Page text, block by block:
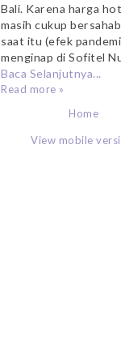
Bali. Karena harga
masih cukup
saat itu (efek
menginap di Sofitel
Baca Selanjutnya...
Read more »
Home
View mobile